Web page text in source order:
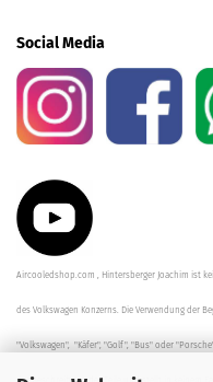
Social Media
Aircooledshop.com , Hintersberger Joachim ist
des Volkswagen Konzerns. Die Verwendung der
"Volkswagen", "Käfer", "Golf", "Bus" oder